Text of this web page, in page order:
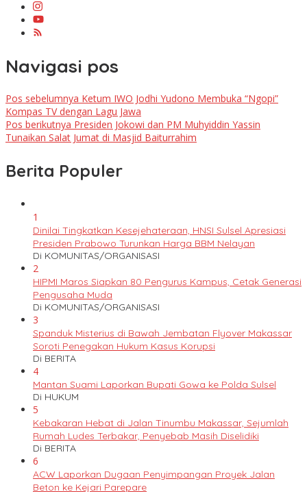
Navigasi pos
Pos sebelumnya Ketum IWO Jodhi Yudono Membuka “Ngopi”
Kompas TV dengan Lagu Jawa
Pos berikutnya Presiden Jokowi dan PM Muhyiddin Yassin
Tunaikan Salat Jumat di Masjid Baiturrahim
Berita Populer
1
Dinilai Tingkatkan Kesejehateraan, HNSI Sulsel Apresiasi
Presiden Prabowo Turunkan Harga BBM Nelayan
Di KOMUNITAS/ORGANISASI
2
HIPMI Maros Siapkan 80 Pengurus Kampus, Cetak Generasi
Pengusaha Muda
Di KOMUNITAS/ORGANISASI
3
Spanduk Misterius di Bawah Jembatan Flyover Makassar
Soroti Penegakan Hukum Kasus Korupsi
Di BERITA
4
Mantan Suami Laporkan Bupati Gowa ke Polda Sulsel
Di HUKUM
5
Kebakaran Hebat di Jalan Tinumbu Makassar, Sejumlah
Rumah Ludes Terbakar, Penyebab Masih Diselidiki
Di BERITA
6
ACW Laporkan Dugaan Penyimpangan Proyek Jalan
Beton ke Kejari Parepare